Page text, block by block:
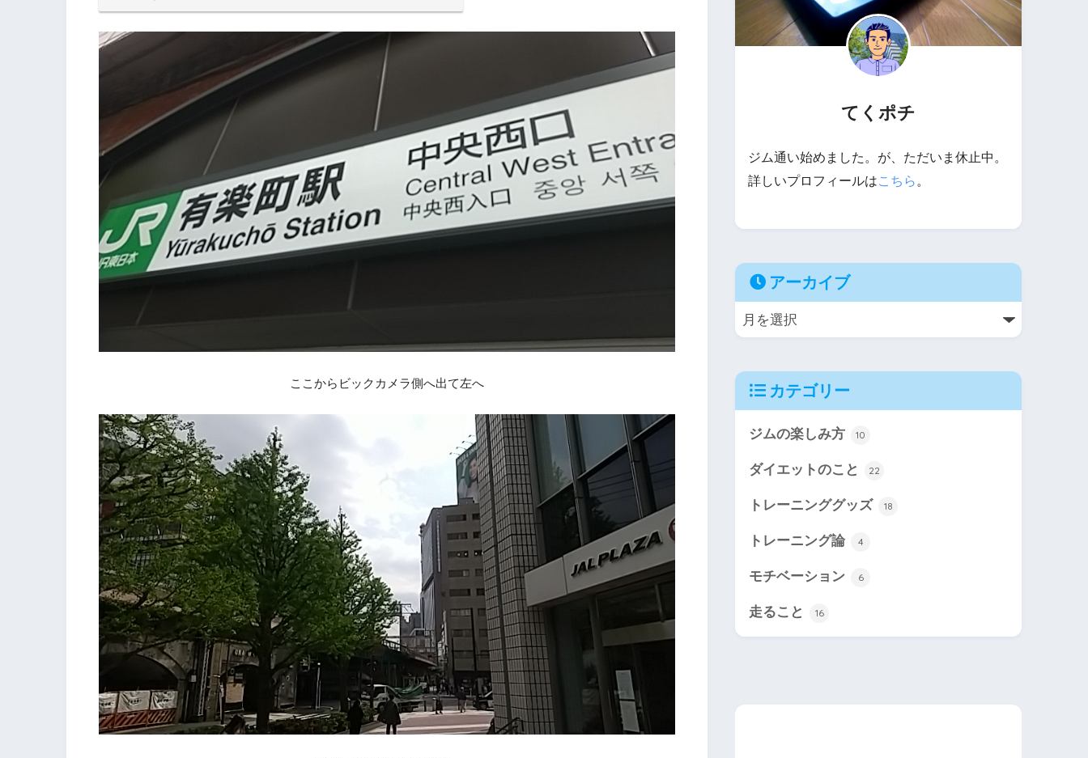
ここからビックカメラ側へ出て左へ
てくポチ
ジム通い始めました。が、ただいま休止中。
詳しいプロフィールはこちら 。
アーカイブ
カテゴリー
ジムの楽しみ方 10
ダイエットのこと 22
トレーニンググッズ 18
トレーニング論 4
モチベーション 6
走ること 16